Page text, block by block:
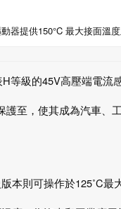
器提供150°C 最大接面溫
H等級的45V高壓端電流
護至，使其成為汽車、
本則可操作於125˚C最